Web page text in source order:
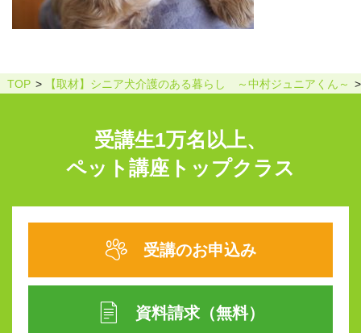
TOP 【取材】シニア犬介護のある暮らし ～中村ジュニアくん～
受講生1万名以上、
ペット講座トップクラス
受講のお申込み
資料請求（無料）